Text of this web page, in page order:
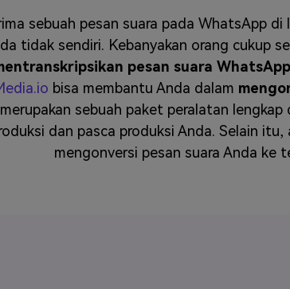
sebuah pesan suara pada WhatsApp
tidak sendiri. Kebanyakan orang cukup
pesan suara
bisa membantu Anda dalam
sebuah paket peralatan
dan pasca produksi Anda. Selain
mengonversi pesan suara Anda ke